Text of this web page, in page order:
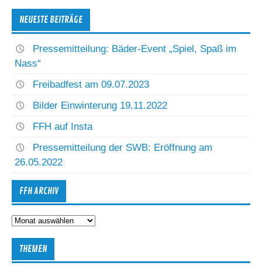
NEUESTE BEITRÄGE
Pressemitteilung: Bäder-Event „Spiel, Spaß im
Nass“
Freibadfest am 09.07.2023
Bilder Einwinterung 19.11.2022
FFH auf Insta
Pressemitteilung der SWB: Eröffnung am
26.05.2022
FFH ARCHIV
FFH
Archiv
THEMEN